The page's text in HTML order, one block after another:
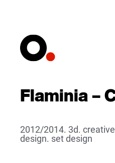
Flaminia –
2012/2014. 3d.
design. set design